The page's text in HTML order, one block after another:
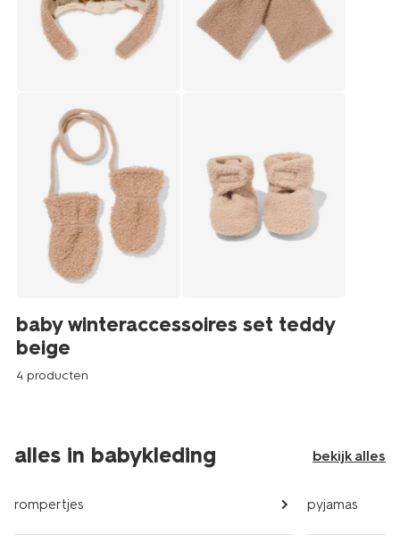
baby winteraccessoires set teddy
beige
4 producten
alles in babykleding bekijk alles
rompertjes pyjamas